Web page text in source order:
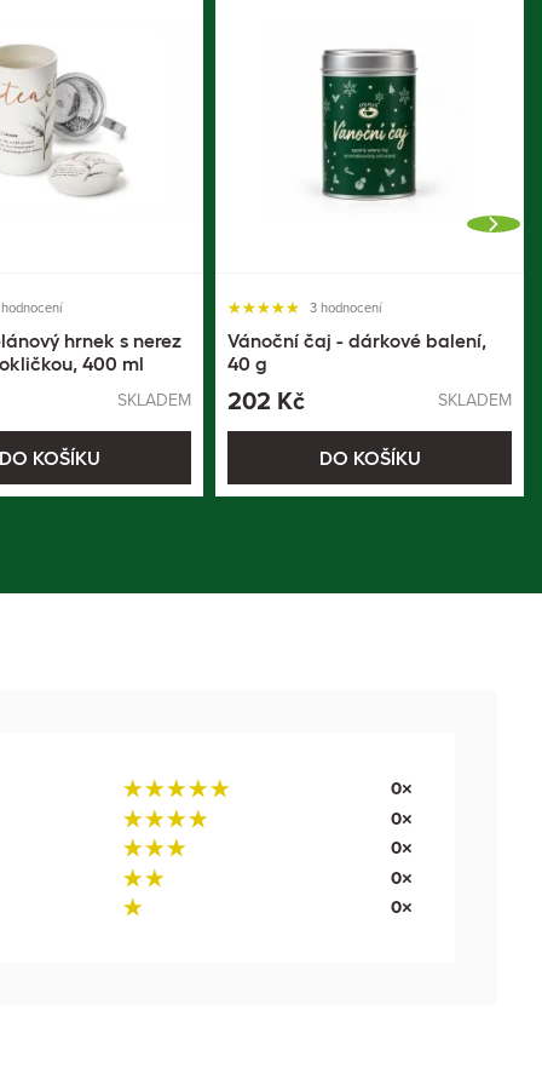
hrnek s nerez
400 ml
SKLADEM
DO KOŠÍKU
3 hodnocení
Vánoční čaj - dárkové balení,
40 g
202 Kč SKLADEM
DO KOŠÍKU
0×
0×
0×
0×
0×